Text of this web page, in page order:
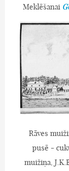
Meklēšanai
Rāves
pusē -
muižiņa,